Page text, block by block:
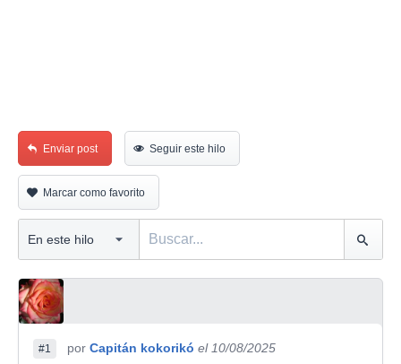
Enviar post Seguir este hilo
Marcar como favorito
#1 por Capitán kokorikó el 10/08/2025